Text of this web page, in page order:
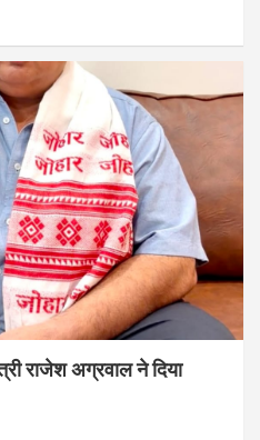
राजेश अग्रवाल ने दिया